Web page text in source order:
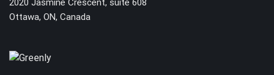
2020 Jasmine Crescent, suite 608
Ottawa, ON, Canada